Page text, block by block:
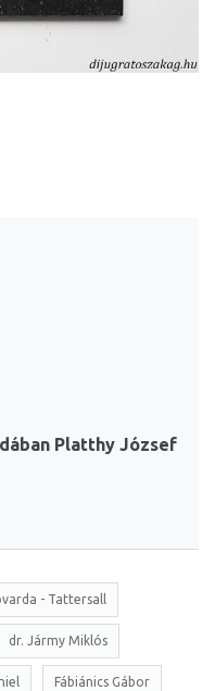
Platthy József
- Tattersall
dr. Jármy Miklós
Fábiánics Gábor